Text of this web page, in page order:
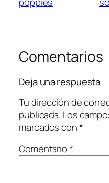
poppies
Comentarios
Deja una respuesta
Tu dirección de
publicada. Los
marcados con*
Comentario*